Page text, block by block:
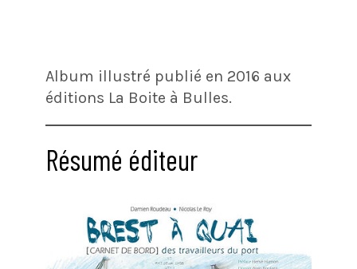
Album illustré publié en 2016 aux
éditions La Boite à Bulles.
Résumé éditeur